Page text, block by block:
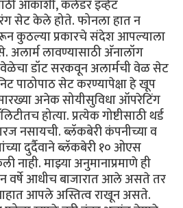
आकाशी, कॅलेंडर इव्हेंट
सेट केले होते. फोनला हात न
कुठल्या प्रकारचे संदेश आपल्याला
लावण्यासाठी अ‍ॅनालॉग
वेळेचा डॉट सरकवून अलार्मची वेळ सेट
पाठोपाठ सेट करण्यापेक्षा हे खूप
अनेक सोयीसुविधा ऑपरेटिंग
होत्या. प्रत्येक गोष्टीसाठी थर्ड
नसायची. ब्लॅकबेरी कंपनीच्या व
दुर्दैवाने ब्लॅकबेरी १० ओएस
नाही. माझ्या अनुमानाप्रमाणे ही
वर्षे आधीच बाजारात आले असते तर
आपले अस्तित्व राखून असते.